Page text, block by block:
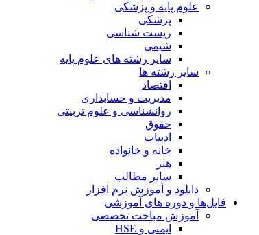
علوم پایه و پزشکی
پزشکی
زیست شناسی
شیمی
سایر رشته های علوم پایه
سایر رشته ها
اقتصاد
مدیریت و حسابداری
روانشناسی و علوم تربیتی
حقوق
ادبیات
خانه و خانواده
هنر
سایر مطالب
دانلود و آموزش نرم افزار
فایل‌ها و دوره های آموزشی
آموزش مباحث تخصصی
ایمنی و HSE